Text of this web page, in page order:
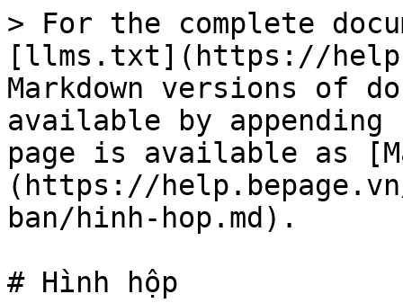
> For the complete
[llms.txt](https://
Markdown versions of
available by
page is available as
(https://
ban/hinh-hop.md).
# Hình hộp